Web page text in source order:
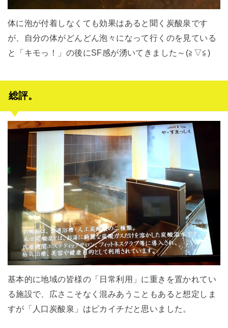
体に泡が付着しなくても効果はあると聞く炭酸泉です
が、自分の体がどんどん泡々になって行くのを見ている
と「キモっ！」の後にSF感が湧いてきました～(≧▽≦)
総評。
基本的に地域の皆様の「日常利用」に重きを置かれてい
る施設で、広さこそなく混みあうこともあると想定しま
すが「人口炭酸泉」はピカイチだと思いました。